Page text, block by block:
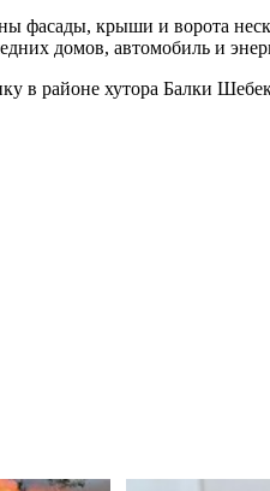
фасады, крыши и ворота
домов, автомобиль и
в районе хутора Балки